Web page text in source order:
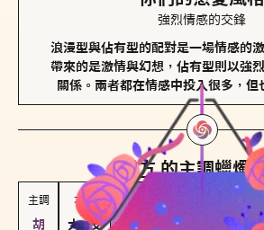
強烈情感的交鋒
浪漫型與佔有型的配對是一場情感的
帶來的是激情與幻想，佔有型則以強
關係。兩者都在情感中投入很多，但
對方的主調蠟燭
主調 次調